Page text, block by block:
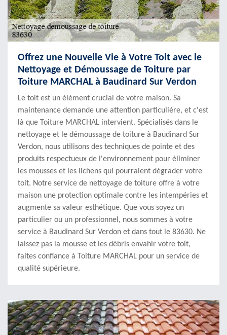
Offrez une Nouvelle Vie à Votre Toit avec le
Nettoyage et Démoussage de Toiture par
Toiture MARCHAL à Baudinard Sur Verdon
Le toit est un élément crucial de votre maison. Sa
maintenance demande une attention particulière, et c'est
là que Toiture MARCHAL intervient. Spécialisés dans le
nettoyage et le démoussage de toiture à Baudinard Sur
Verdon, nous utilisons des techniques de pointe et des
produits respectueux de l'environnement pour éliminer
les mousses et les lichens qui pourraient dégrader votre
toit. Notre service de nettoyage de toiture offre à votre
maison une protection optimale contre les intempéries et
augmente sa valeur esthétique. Que vous soyez un
particulier ou un professionnel, nous sommes à votre
service à Baudinard Sur Verdon et dans tout le 83630. Ne
laissez pas la mousse et les débris envahir votre toit,
faites confiance à Toiture MARCHAL pour un service de
qualité supérieure.